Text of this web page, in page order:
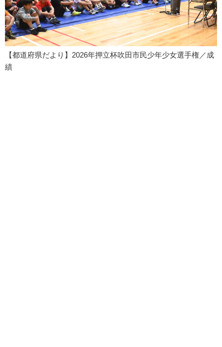
【都道府県だより】2026年押立杯吹田市民少年少女選手権／成
績